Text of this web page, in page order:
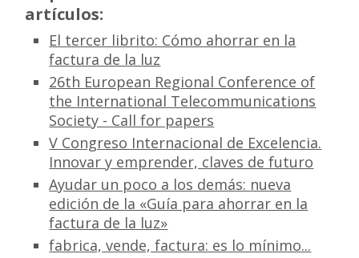
artículos:
El tercer librito: Cómo ahorrar en la
factura de la luz
26th European Regional Conference of
the International Telecommunications
Society - Call for papers
V Congreso Internacional de Excelencia.
Innovar y emprender, claves de futuro
Ayudar un poco a los demás: nueva
edición de la «Guía para ahorrar en la
factura de la luz»
fabrica, vende, factura: es lo mínimo...